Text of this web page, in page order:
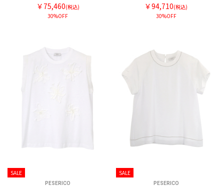
￥75,460(税込)
30%OFF
￥94,710(税込)
30%OFF
SALE
PESERICO
SALE
PESERICO